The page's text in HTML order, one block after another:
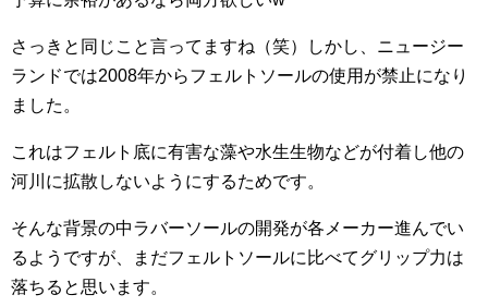
さっきと同じこと言ってますね（笑）しかし、ニュージー
ランドでは2008年からフェルトソールの使用が禁止になり
ました。
これはフェルト底に有害な藻や水生生物などが付着し他の
河川に拡散しないようにするためです。
そんな背景の中ラバーソールの開発が各メーカー進んでい
るようですが、まだフェルトソールに比べてグリップ力は
落ちると思います。